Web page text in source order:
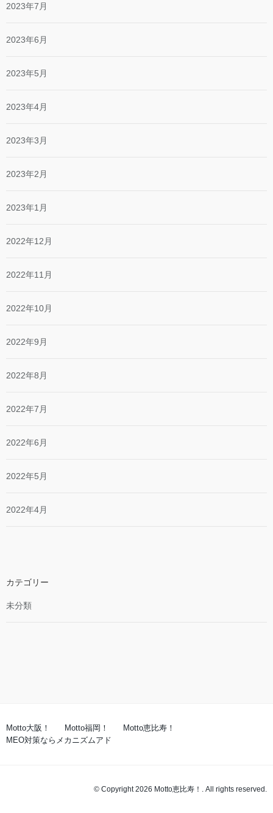
2023年7月
2023年6月
2023年5月
2023年4月
2023年3月
2023年2月
2023年1月
2022年12月
2022年11月
2022年10月
2022年9月
2022年8月
2022年7月
2022年6月
2022年5月
2022年4月
カテゴリー
未分類
Motto大阪！ Motto福岡！
Motto恵比寿！
MEO対策ならメカニズムアド
© Copyright 2026 Motto恵比寿！. All rights reserved.